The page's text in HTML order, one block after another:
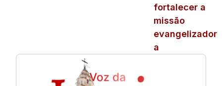
fortalecer a
missão
evangelizador
a